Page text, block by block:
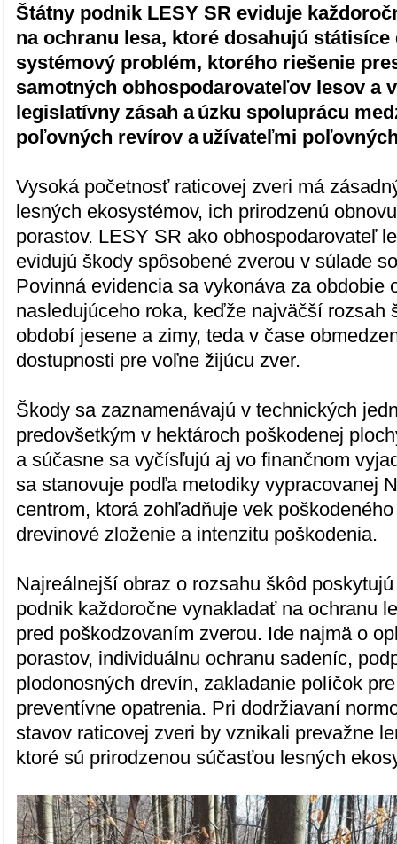
Štátny podnik LESY SR eviduje
na ochranu lesa, ktoré dosahujú státisíce
systémový problém, ktorého riešenie
samotných obhospodarovateľov lesov a
legislatívny zásah a úzku spoluprácu
poľovných revírov a užívateľmi
Vysoká početnosť raticovej zveri má
lesných ekosystémov, ich prirodzenú
porastov. LESY SR ako obhospodarovateľ
evidujú škody spôsobené zverou v súlade
Povinná evidencia sa vykonáva za obdobie
nasledujúceho roka, keďže najväčší rozsah
období jesene a zimy, teda v čase
dostupnosti pre voľne žijúcu zver.
Škody sa zaznamenávajú v technických
predovšetkým v hektároch poškodenej
a súčasne sa vyčísľujú aj vo finančnom
sa stanovuje podľa metodiky vypracovanej
centrom, ktorá zohľadňuje vek
drevinové zloženie a intenzitu poškodenia.
Najreálnejší obraz o rozsahu škôd
podnik každoročne vynakladať na ochranu
pred poškodzovaním zverou. Ide najmä o
porastov, individuálnu ochranu sadeníc,
plodonosných drevín, zakladanie políčok
preventívne opatrenia. Pri dodržiavaní
stavov raticovej zveri by vznikali prevažne
ktoré sú prirodzenou súčasťou lesných